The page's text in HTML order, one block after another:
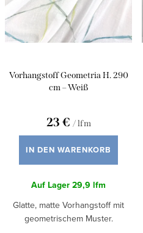
r
t
e
d
e
P
e
Vorhangstoff Geometria H. 290
cm – Weiß
23 € / lfm
IN DEN WARENKORB
Auf Lager29,9 lfm
Glatte, matte Vorhangstoff mit
geometrischem Muster.